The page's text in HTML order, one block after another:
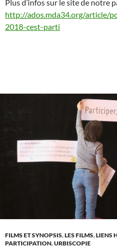
Plus d’infos sur le site de notre
http://ados.mda34.org/article/
2018-cest-parti
FILMS ET SYNOPSIS,LES FILMS,LIENS
PARTICIPATION,URBISCOPIE